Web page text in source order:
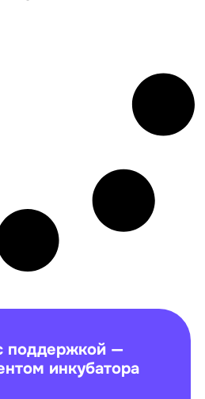
поддержкой —
инкубатора